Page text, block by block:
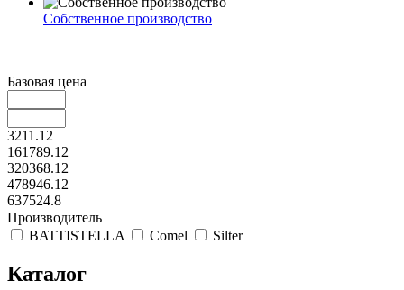
Собственное производство
Базовая цена
3211.12
161789.12
320368.12
478946.12
637524.8
Производитель
BATTISTELLA
Comel Silter
Каталог